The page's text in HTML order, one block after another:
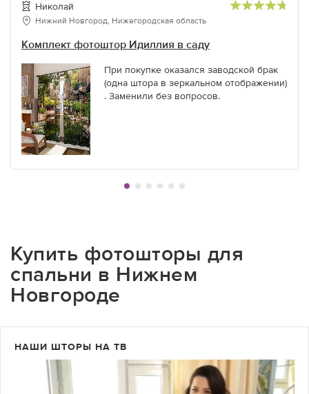
Николай
Нижний Новгород, Нижегородская область
Комплект фотоштор Идиллия в саду
При покупке оказался заводской брак
(одна штора в зеркальном отображении)
. Заменили без вопросов.
Купить фотошторы для
спальни в Нижнем
Новгороде
НАШИ ШТОРЫ НА ТВ